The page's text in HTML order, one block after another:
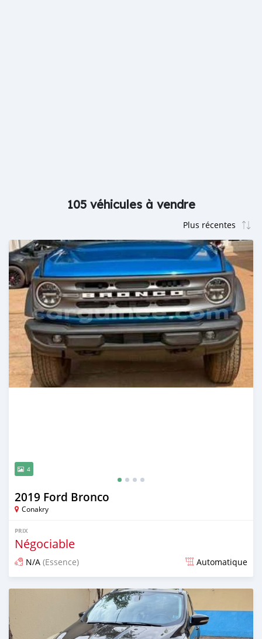
105 véhicules à vendre
4
2019 Ford Bronco
Conakry
PRIX
Négociable
N/A (Essence) Automatique
Publié il y a 25 jours